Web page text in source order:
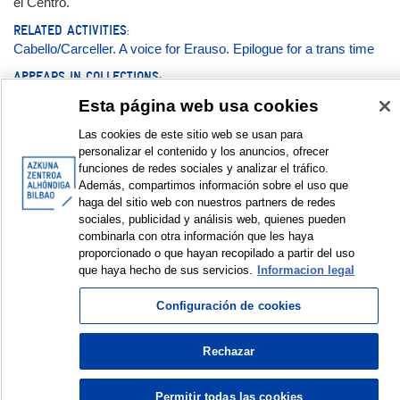
RELATED ACTIVITIES:
Cabello/Carceller. A voice for Erauso. Epilogue for a trans time
APPEARS IN COLLECTIONS:
Documentation:
Conversación | Elkarrizketa | Conversation Cabello/Carceller
& Paul B. Preciado
DISPLAY IN DUBLIN CORE FORMAT
Esta página web usa cookies
Las cookies de este sitio web se usan para
personalizar el contenido y los anuncios, ofrecer
funciones de redes sociales y analizar el tráfico.
Además, compartimos información sobre el uso que
haga del sitio web con nuestros partners de redes
sociales, publicidad y análisis web, quienes pueden
combinarla con otra información que les haya
proporcionado o que hayan recopilado a partir del uso
que haya hecho de sus servicios.
Informacion legal
Configuración de cookies
Rechazar
Permitir todas las cookies